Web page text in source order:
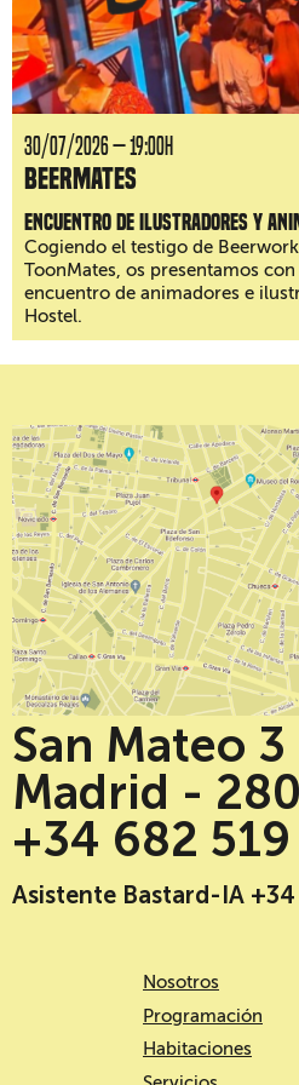
30/07/2026 — 19:00H
BeerMates
Encuentro de ilustradores y
Cogiendo el testigo de
ToonMates, os presentamos
encuentro de animadores e
Hostel.
San Mateo 3
Madrid -
+34 682
Asistente Bastard-IA
Nosotros
Programación
Habitaciones